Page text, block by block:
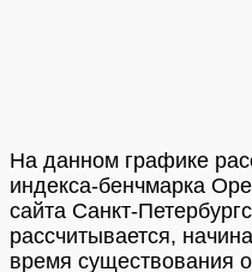
На данном графике
индекса-бенчмарка
сайта Санкт-
рассчитывается,
время существования